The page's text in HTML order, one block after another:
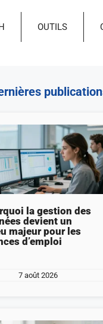
OUTILS
la gestion des
devient un
majeur pour les
d’emploi
7 août 2026